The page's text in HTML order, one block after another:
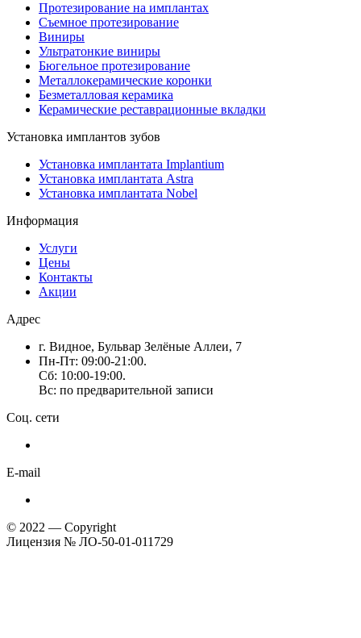
Протезирование на имплантах
Съемное протезирование
Виниры
Ультратонкие виниры
Бюгельное протезирование
Металлокерамические коронки
Безметалловая керамика
Керамические реставрационные вкладки
Установка имплантов зубов
Установка имплантата Implantium
Установка имплантата Astra
Установка имплантата Nobel
Информация
Услуги
Цены
Контакты
Акции
Адрес
г. Видное, Бульвар Зелёные Аллеи, 7
Пн-Пт: 09:00-21:00.
Сб: 10:00-19:00.
Вс: по предварительной записи
Соц. сети
E-mail
© 2022 — Copyright
Лицензия № ЛО-50-01-011729